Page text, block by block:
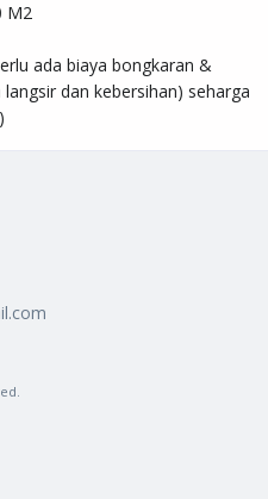
M2
ada biaya bongkaran &
dan kebersihan) seharga